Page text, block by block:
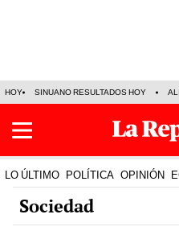
HOY SINUANO RESULTADOS HOY
LO ÚLTIMO POLÍTICA OPINIÓN
Sociedad